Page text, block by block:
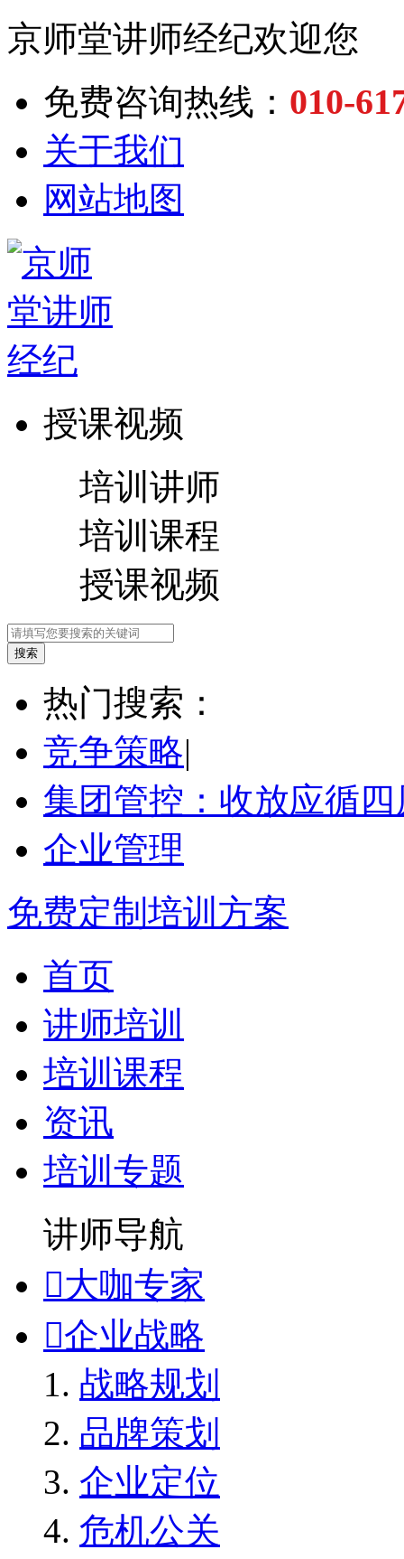
京师堂讲师经纪欢迎您
免费咨询热线： 010-
关于我们
网站地图
授课视频
培训讲师
培训课程
授课视频
热门搜索：
竞争策略|
集团管控：收放应循四
企业管理
免费定制培训方案
首页
讲师培训
培训课程
资讯
培训专题
讲师导航
大咖专家
企业战略
战略规划
品牌策划
企业定位
危机公关